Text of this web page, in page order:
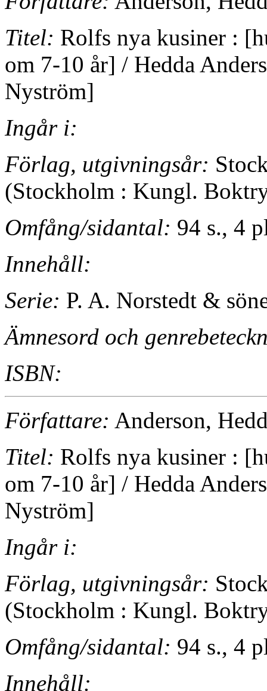
Titel: Rolfs nya kusiner :
om 7-10 år] / Hedda
Nyström]
Ingår i:
Förlag, utgivningsår:
(Stockholm : Kungl.
Omfång/sidantal: 94 s., 4
Innehåll:
Serie: P. A. Norstedt &
Ämnesord och
ISBN:
Författare: Anderson,
Titel: Rolfs nya kusiner :
om 7-10 år] / Hedda
Nyström]
Ingår i:
Förlag, utgivningsår:
(Stockholm : Kungl.
Omfång/sidantal: 94 s., 4
Innehåll: